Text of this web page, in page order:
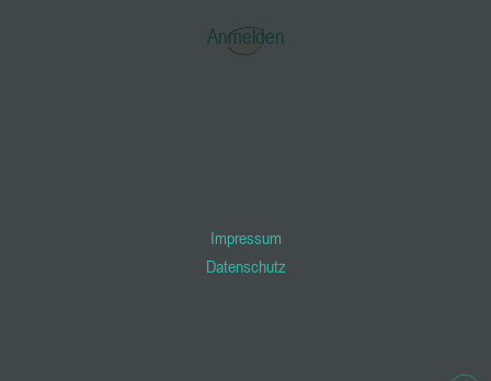
Anmelden
Impressum
Datenschutz